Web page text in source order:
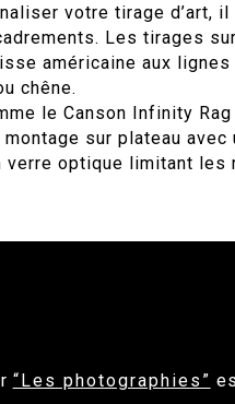
votre tirage d’art,
Les tirages
américaine aux
chêne.
le Canson Infinity
sur plateau avec
verre optique limitant les
“Les photographies”